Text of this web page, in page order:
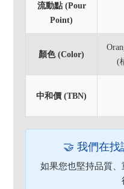
流動點 (Pour
Point)
顏色 (Color)
(
中和價 (TBN)
🤝 我們在找
如果您也堅持品質